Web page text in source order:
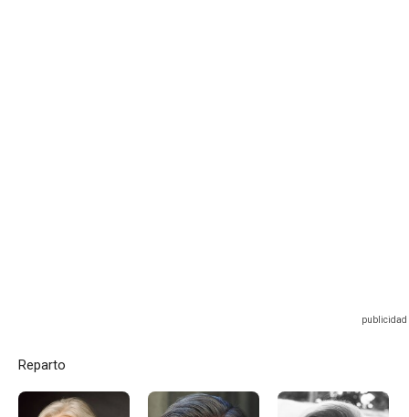
Reparto